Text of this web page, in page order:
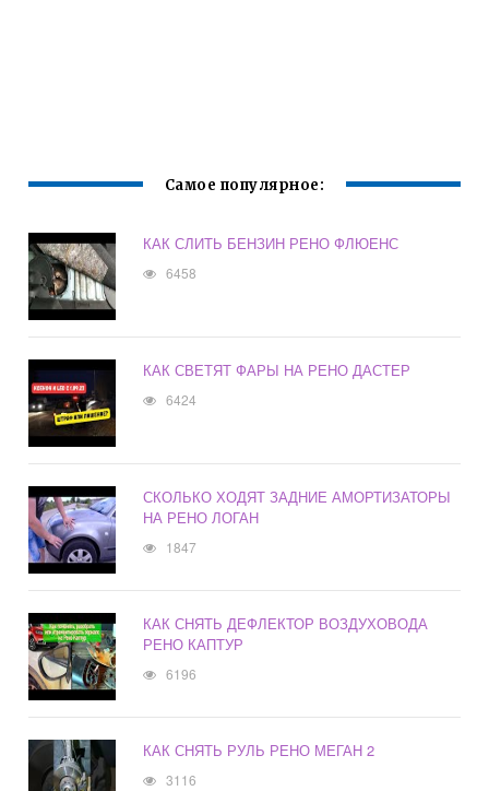
Самое популярное:
КАК СЛИТЬ БЕНЗИН РЕНО ФЛЮЕНС
6458
КАК СВЕТЯТ ФАРЫ НА РЕНО ДАСТЕР
6424
СКОЛЬКО ХОДЯТ ЗАДНИЕ АМОРТИЗАТОРЫ
НА РЕНО ЛОГАН
1847
КАК СНЯТЬ ДЕФЛЕКТОР ВОЗДУХОВОДА
РЕНО КАПТУР
6196
КАК СНЯТЬ РУЛЬ РЕНО МЕГАН 2
3116